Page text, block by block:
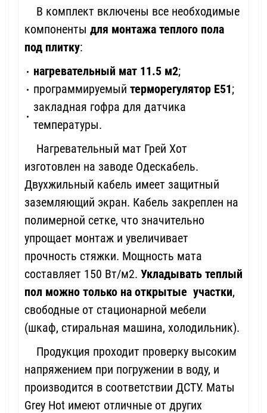
В комплект включены все необходимые
компоненты для монтажа теплого пола
под плитку:
нагревательный мат 11.5 м2;
программируемый терморегулятор Е51;
закладная гофра для датчика
температуры.
Нагревательный мат Грей Хот
изготовлен на заводе Одескабель.
Двухжильный кабель имеет защитный
заземляющий экран. Кабель закреплен на
полимерной сетке, что значительно
упрощает монтаж и увеличивает
прочность стяжки. Мощность мата
составляет 150 Вт/м2. Укладывать теплый
пол можно только на открытые участки,
свободные от стационарной мебели
(шкаф, стиральная машина, холодильник).
Продукция проходит проверку высоким
напряжением при погружении в воду, и
производится в соответствии ДСТУ. Маты
Grey Hot имеют отличные от других